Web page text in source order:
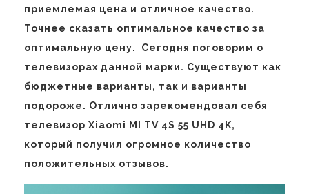
приемлемая цена и отличное качество.
Точнее сказать оптимальное качество за
оптимальную цену. Сегодня поговорим о
телевизорах данной марки. Существуют как
бюджетные варианты, так и варианты
подороже. Отлично зарекомендовал себя
телевизор Xiaomi MI TV 4S 55 UHD 4K,
который получил огромное количество
положительных отзывов.